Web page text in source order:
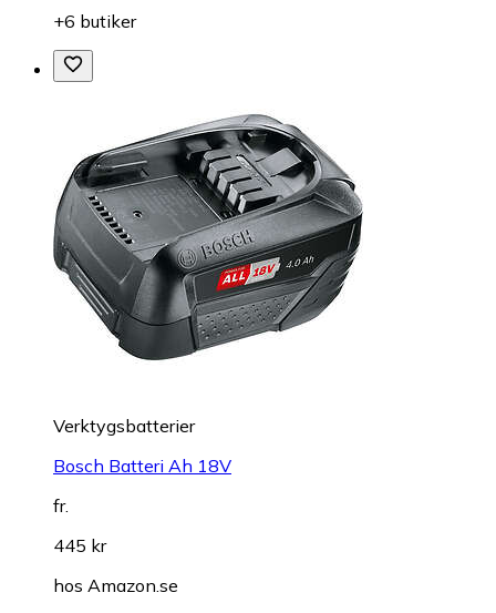
+6 butiker
Verktygsbatterier
Bosch Batteri Ah 18V
fr.
445 kr
hos Amazon.se